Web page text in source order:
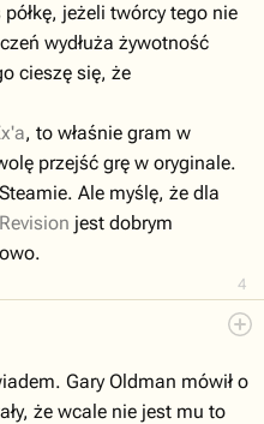
4
jeżeli twórcy tego nie
wydłuża żywotność
cieszę się, że
, to właśnie gram w
przejść grę w oryginale.
Ale myślę, że dla
Revision jest dobrym
Gary Oldman mówił o
że wcale nie jest mu to